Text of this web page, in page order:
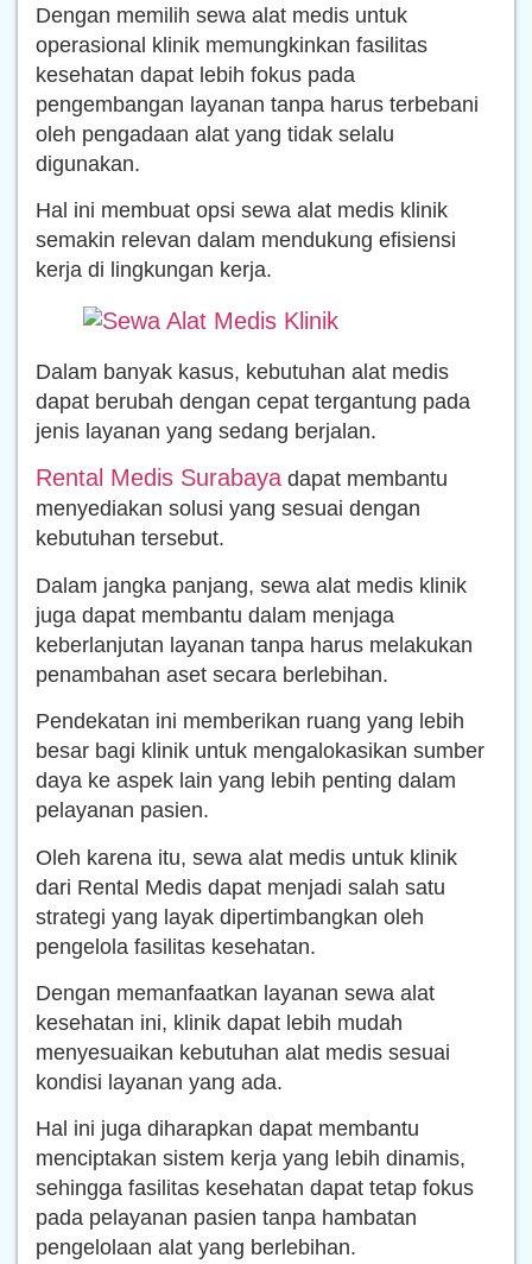
Dengan memilih sewa alat medis untuk
operasional klinik memungkinkan fasilitas
kesehatan dapat lebih fokus pada
pengembangan layanan tanpa harus terbebani
oleh pengadaan alat yang tidak selalu
digunakan.
Hal ini membuat opsi sewa alat medis klinik
semakin relevan dalam mendukung efisiensi
kerja di lingkungan kerja.
Dalam banyak kasus, kebutuhan alat medis
dapat berubah dengan cepat tergantung pada
jenis layanan yang sedang berjalan.
Rental Medis Surabaya dapat membantu
menyediakan solusi yang sesuai dengan
kebutuhan tersebut.
Dalam jangka panjang, sewa alat medis klinik
juga dapat membantu dalam menjaga
keberlanjutan layanan tanpa harus melakukan
penambahan aset secara berlebihan.
Pendekatan ini memberikan ruang yang lebih
besar bagi klinik untuk mengalokasikan sumber
daya ke aspek lain yang lebih penting dalam
pelayanan pasien.
Oleh karena itu, sewa alat medis untuk klinik
dari Rental Medis dapat menjadi salah satu
strategi yang layak dipertimbangkan oleh
pengelola fasilitas kesehatan.
Dengan memanfaatkan layanan sewa alat
kesehatan ini, klinik dapat lebih mudah
menyesuaikan kebutuhan alat medis sesuai
kondisi layanan yang ada.
Hal ini juga diharapkan dapat membantu
menciptakan sistem kerja yang lebih dinamis,
sehingga fasilitas kesehatan dapat tetap fokus
pada pelayanan pasien tanpa hambatan
pengelolaan alat yang berlebihan.